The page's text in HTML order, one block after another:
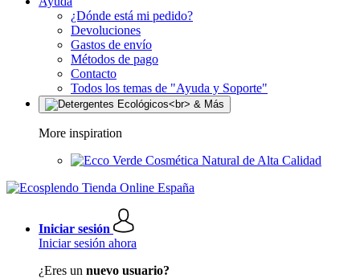
¿Dónde está mi pedido?
Devoluciones
Gastos de envío
Métodos de pago
Contacto
Todos los temas de "Ayuda y Soporte"
More inspiration
Cosmética Natural de Alta Calidad
Iniciar sesión
Iniciar sesión ahora
¿Eres un nuevo usuario?